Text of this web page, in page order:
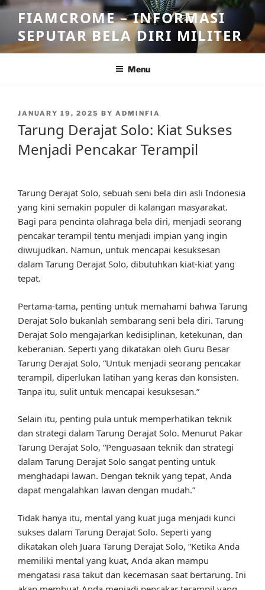
Skip
content
FIAMCROME – INFORMASI
SEPUTAR BELA DIRI MILITER
Menu
POSTED
JANUARY 19, 2025 BY ADMINFIA
Tarung Derajat Solo: Kiat Sukses
Menjadi Pencakar Terampil
Tarung Derajat Solo, sebuah seni bela diri asli Indonesia
yang kini semakin populer di kalangan masyarakat.
Bagi para pencinta olahraga bela diri, menjadi seorang
pencakar terampil tentu menjadi impian yang ingin
diwujudkan. Namun, untuk mencapai kesuksesan
dalam Tarung Derajat Solo, dibutuhkan kiat-kiat yang
tepat.
Pertama-tama, penting untuk memahami bahwa Tarung
Derajat Solo bukanlah sembarang seni bela diri. Tarung
Derajat Solo mengajarkan kedisiplinan, ketekunan, dan
keberanian. Seperti yang dikatakan oleh Guru Besar
Tarung Derajat Solo, “Untuk menjadi seorang pencakar
terampil, diperlukan latihan yang keras dan konsisten.
Tanpa itu, sulit untuk mencapai kesuksesan.”
Selain itu, penting pula untuk memperhatikan teknik
dan strategi dalam Tarung Derajat Solo. Menurut Pakar
Tarung Derajat Solo, “Penguasaan teknik dan strategi
dalam Tarung Derajat Solo sangat penting untuk
menghadapi lawan. Dengan teknik yang tepat, Anda
dapat mengalahkan lawan dengan mudah.”
Tidak hanya itu, mental yang kuat juga menjadi kunci
sukses dalam Tarung Derajat Solo. Seperti yang
dikatakan oleh Juara Tarung Derajat Solo, “Ketika Anda
memiliki mental yang kuat, Anda akan mampu
mengatasi rasa takut dan kecemasan saat bertarung. Ini